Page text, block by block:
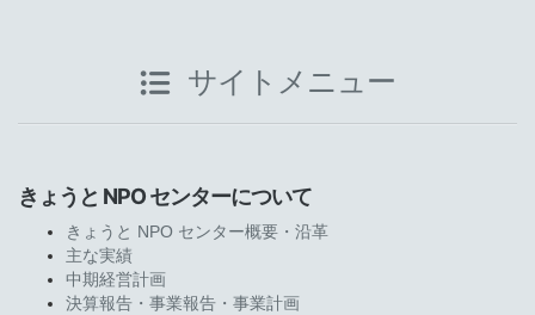
サイトメニュー
きょうと NPO センターについて
きょうと NPO センター概要・沿革
主な実績
中期経営計画
決算報告・事業報告・事業計画